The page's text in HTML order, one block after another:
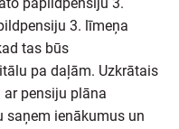
3. līmeņa
tas būs
pa daļām. Uzkrātais
pensiju plāna
saņem ienākumus un